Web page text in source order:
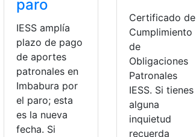
paro
IESS amplía
plazo de pago
de aportes
patronales en
Imbabura por
el paro; esta
es la nueva
fecha. Si
Certificado de
Cumplimiento
de
Obligaciones
Patronales
IESS. Si tienes
alguna
inquietud
recuerda